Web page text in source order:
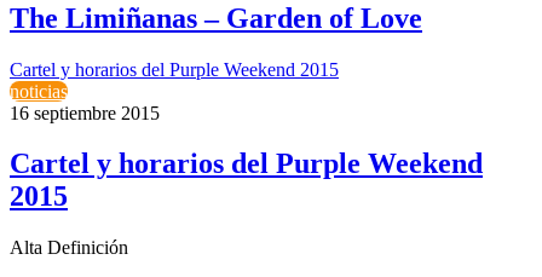
The Limiñanas – Garden of Love
Cartel y horarios del Purple Weekend 2015
noticias
16 septiembre 2015
Cartel y horarios del Purple Weekend
2015
Alta Definición